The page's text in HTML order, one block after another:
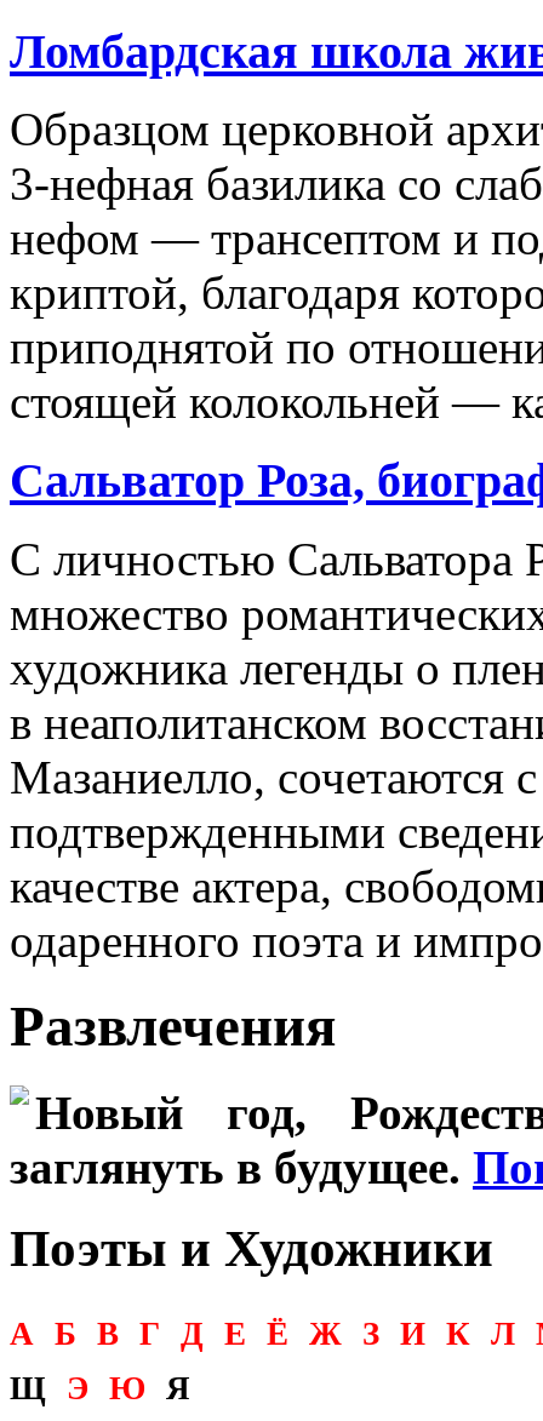
Ломбардская школа
Образцом церковной
3-нефная базилика со
нефом — трансептом и
криптой, благодаря
приподнятой по
стоящей колокольней —
Сальватор Роза,
С личностью Сальватора
множество
художника легенды о
в неаполитанском
Мазаниелло, сочетаются
подтвержденными
качестве актера,
одаренного поэта и
Развлечения
Новый год,
заглянуть в будущее.
Поэты и Художники
А Б В Г Д Е Ё Ж З И К Л
Щ Э Ю Я